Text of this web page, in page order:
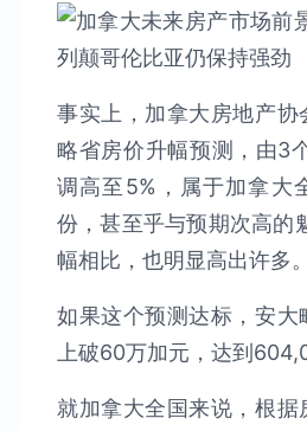
事实上，加拿大房地产协
略省房价升幅预测，由3
调高至5%，属于加拿大
份，甚至乎与预期次高的
幅相比，也明显高出许多。
如果这个预测达标，安大
上破60万加元，达到
就加拿大全国来说，根据